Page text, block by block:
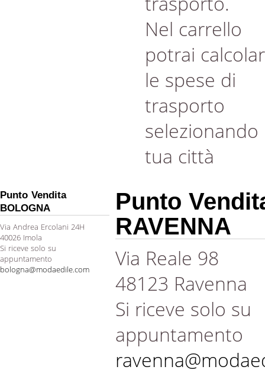
Nel carrello
potrai
le spese di
trasporto
selezionando
tua città
Punto Vendita
BOLOGNA
Via Andrea Ercolani 24H
40026 Imola
Si riceve solo su
appuntamento
bologna@modaedile.com
Punto
RAVENNA
Via Reale 98
48123 Ravenna
Si riceve solo su
appuntamento